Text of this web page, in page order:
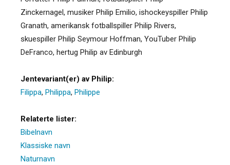
Zinckernagel, musiker Philip Emilio, ishockeyspiller Philip
Granath, amerikansk fotballspiller Philip Rivers,
skuespiller Philip Seymour Hoffman, YouTuber Philip
DeFranco, hertug Philip av Edinburgh
Jentevariant(er) av Philip:
Filippa, Philippa, Philippe
Relaterte lister:
Bibelnavn
Klassiske navn
Naturnavn